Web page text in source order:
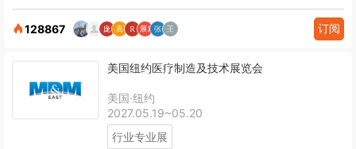
128867 订阅
美国纽约医疗制造及技术展览会
美国·纽约
2027.05.19~05.20
行业专业展